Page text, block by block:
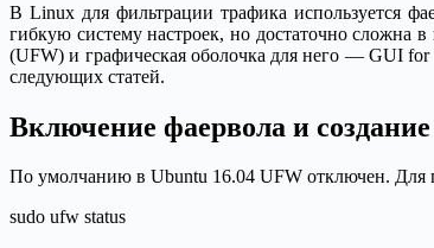
В Linux для фильтрации трафика используется
гибкую систему настроек, но достаточно сложна
(UFW) и графическая оболочка для него — GUI
следующих статей.
Включение фаервола и
По умолчанию в Ubuntu 16.04 UFW отключен. Для
sudo ufw status